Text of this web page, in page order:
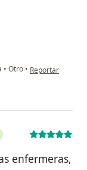
• Otro • en opinión del
Reportar
enfermeras,